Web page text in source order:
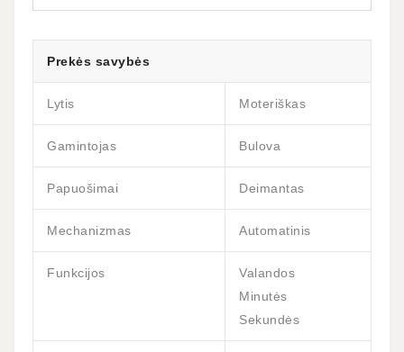
Prekės savybės
Lytis Moteriškas
Gamintojas Bulova
Papuošimai Deimantas
Mechanizmas Automatinis
Funkcijos
Valandos
Minutės
Sekundės